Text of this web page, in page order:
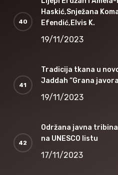
Haskić,Snježana
Efendić,Elvis K.
19/11/2023
Tradicija tkana u
Jaddah “Grana
19/11/2023
Održana javna
na UNESCO listu
17/11/2023